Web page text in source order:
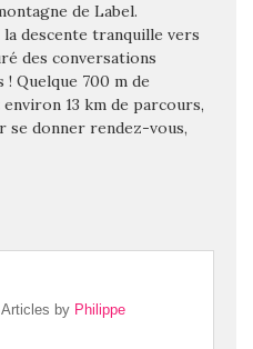
de Label.
la descente tranquille vers
des conversations
Quelque 700 m de
13 km de parcours,
se donner rendez-vous,
by Philippe